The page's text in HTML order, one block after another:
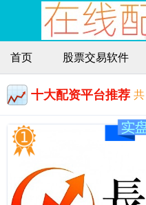
首页 股票交易软件
十大配资平台推荐 共